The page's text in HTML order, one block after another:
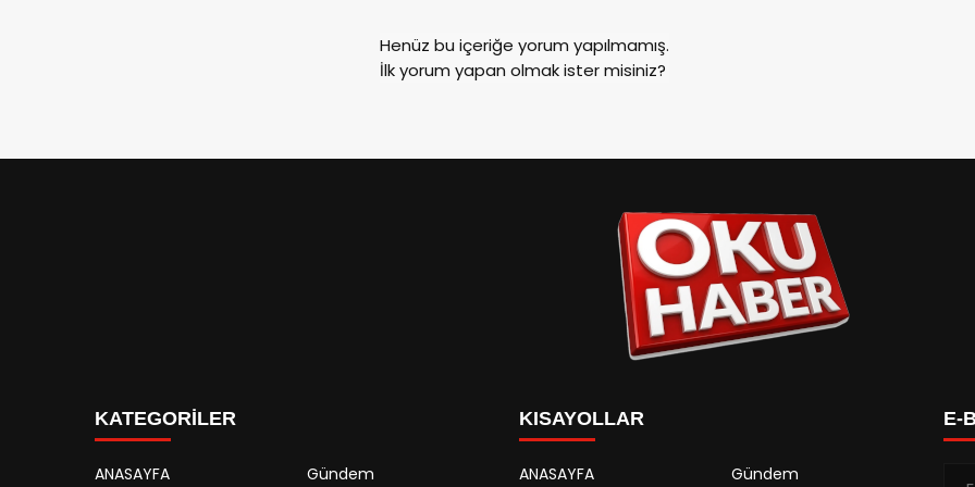
Henüz bu içeriğe yorum yapılmamış.
İlk yorum yapan olmak ister misiniz?
KATEGORİLER
ANASAYFA Gündem
KISAYOLLAR
ANASAYFA Gündem
E-